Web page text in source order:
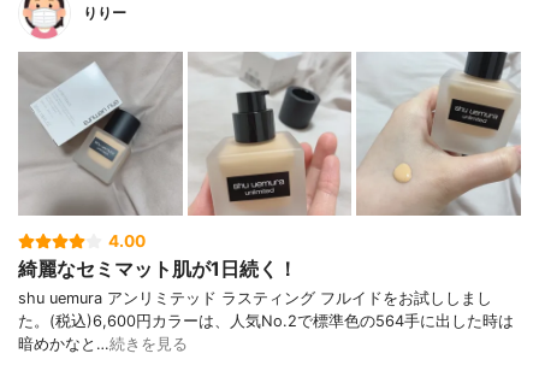
りりー
4.00
綺麗なセミマット肌が1日続く！
shu uemura アンリミテッド ラスティング フルイドをお試ししまし
た。(税込)6,600円カラーは、人気No.2で標準色の564手に出した時は
暗めかなと…続きを見る